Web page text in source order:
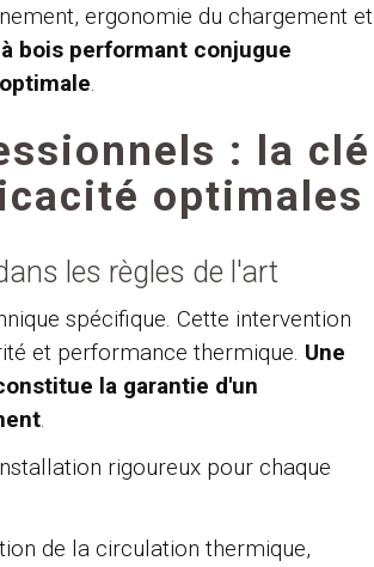
ergonomie du chargement et
bois performant conjugue
.
: la clé
optimales
les règles de l'art
spécifique. Cette intervention
et performance thermique. Une
la garantie d'un
.
rigoureux pour chaque
de la circulation thermique,